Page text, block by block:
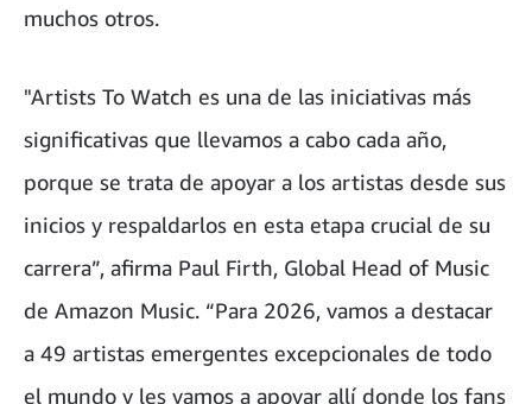
muchos otros.
"Artists To Watch es una de las iniciativas más
significativas que llevamos a cabo cada año,
porque se trata de apoyar a los artistas desde sus
inicios y respaldarlos en esta etapa crucial de su
carrera”, afirma Paul Firth, Global Head of Music
de Amazon Music. “Para 2026, vamos a destacar
a 49 artistas emergentes excepcionales de todo
el mundo y les vamos a apoyar allí donde los fans